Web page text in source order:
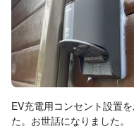
EV充電用コンセント設置
た。お世話になりました。